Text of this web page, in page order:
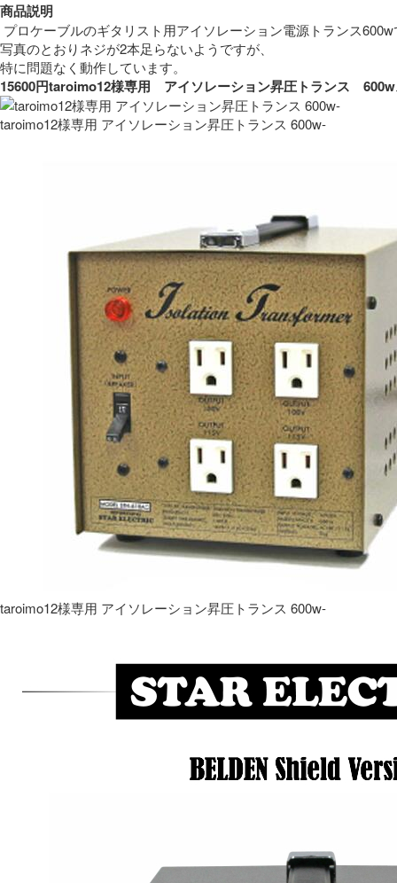
商品説明
プロケーブルのギタリスト用アイソレーション電源トランス
写真のとおりネジが2本足らないようですが、
15600円taroimo12様専用　アイソレーション昇圧トランス　
taroimo12様専用 アイソレーション昇圧トランス 600w-
taroimo12様専用 アイソレーション昇圧トランス 600w-